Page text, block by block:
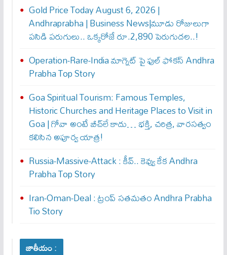
Gold Price Today August 6, 2026 |
Andhraprabha | Business News|మూడు రోజులుగా
పసిడి పరుగులు.. ఒక్కరోజే రూ.2,890 పెరుగుద‌ల‌..!
Operation-Rare-India మాగ్నెట్ పై ఫుల్ ఫోక‌స్ Andhra
Prabha Top Story
Goa Spiritual Tourism: Famous Temples,
Historic Churches and Heritage Places to Visit in
Goa | గోవా అంటే బీచ్‌లే కాదు… భక్తి, చరిత్ర, వారసత్వం
కలిసిన అపూర్వ యాత్ర!
Russia-Massive-Attack : కీవ్‌.. కెవ్వు కేక‌ Andhra
Prabha Top Story
Iran-Oman-Deal : ట్రంప్ స‌త‌మ‌తం Andhra Prabha
Tio Story
జాతీయం :